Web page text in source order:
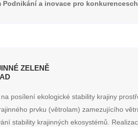
Podnikání a inovace pro
ZELENĚ
posílení ekologické stability krajiny
prvku (větrolam) zamezujícího
stability krajinných ekosystémů.